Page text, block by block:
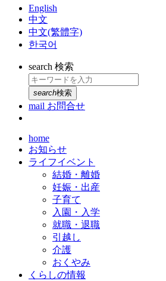
English
中文
中文(繁體字)
한국어
search 検索
search検索
mail お問合せ
home
お知らせ
ライフイベント
結婚・離婚
妊娠・出産
子育て
入園・入学
就職・退職
引越し
介護
おくやみ
くらしの情報